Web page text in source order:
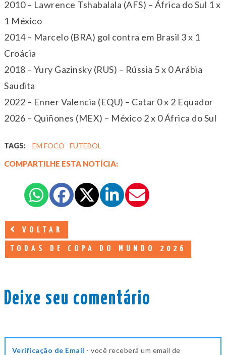
2010 – Lawrence Tshabalala (AFS) – África do Sul 1 x
1 México
2014 – Marcelo (BRA) gol contra em Brasil 3 x 1
Croácia
2018 – Yury Gazinsky (RUS) – Rússia 5 x 0 Arábia
Saudita
2022 – Enner Valencia (EQU) – Catar 0 x 2 Equador
2026 – Quiñones (MEX) – México 2 x 0 África do Sul
TAGS: EM FOCO FUTEBOL
COMPARTILHE ESTA NOTÍCIA:
VOLTAR
TODAS DE COPA DO MUNDO 2026
Deixe seu comentário
Verificação de Email - você receberá um email de